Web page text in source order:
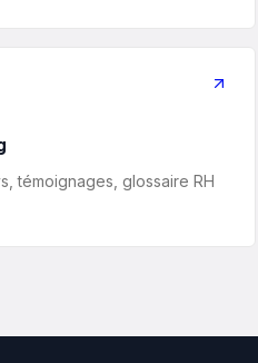
témoignages, glossaire RH